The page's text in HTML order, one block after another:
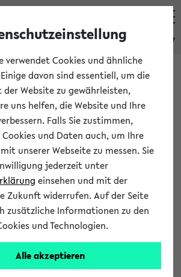
eKVV
und
die Möglichkeit,
in eine Vielzahl von
einzubinden. Auf diese Weise können
Überblick über Ihre privaten und
erhalten.
und Funktionsweise der
Sie auf unserer
verwendet Cookies und ähnliche
davon sind essentiell, um die
Website zu gewährleisten,
uns helfen, die Website und Ihre
Falls Sie zustimmen,
und Daten auch, um Ihre
unserer Webseite zu messen. Sie
jederzeit unter
einsehen und mit der
Zukunft widerrufen. Auf der Seite
zusätzliche Informationen zu den
und Technologien.
Alle akzeptieren